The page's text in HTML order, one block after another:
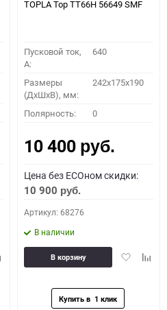
полярность?
3 - обратная 4 - прямая
TOPLA Top TT66H 56649 SMF
Пусковой ток,
A:
640
Размеры
(ДхШхВ), мм:
242x175x190
Полярность: 0
10 400 руб.
Цена без ECOном скидки:
10 900 руб.
Артикул: 68276
В наличии
Добавить
В корзину